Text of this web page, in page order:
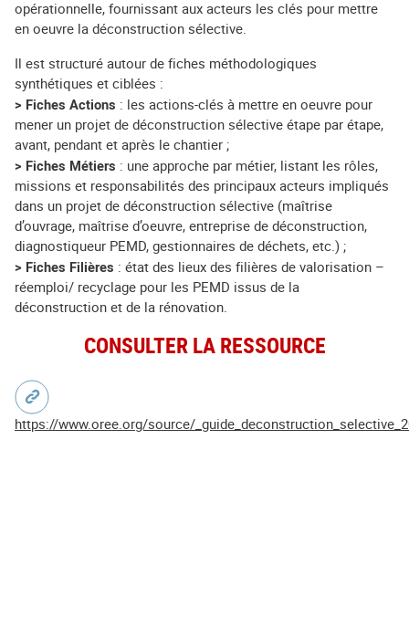
opérationnelle, fournissant aux acteurs les clés pour mettre
en oeuvre la déconstruction sélective.
Il est structuré autour de fiches méthodologiques
synthétiques et ciblées :
> Fiches Actions : les actions-clés à mettre en oeuvre pour
mener un projet de déconstruction sélective étape par étape,
avant, pendant et après le chantier ;
> Fiches Métiers : une approche par métier, listant les rôles,
missions et responsabilités des principaux acteurs impliqués
dans un projet de déconstruction sélective (maîtrise
d’ouvrage, maîtrise d’oeuvre, entreprise de déconstruction,
diagnostiqueur PEMD, gestionnaires de déchets, etc.) ;
> Fiches Filières : état des lieux des filières de valorisation –
réemploi/ recyclage pour les PEMD issus de la
déconstruction et de la rénovation.
CONSULTER LA RESSOURCE
https://www.oree.org/source/